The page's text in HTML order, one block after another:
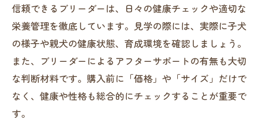
信頼できるブリーダーは、日々の健康チェックや適切な
栄養管理を徹底しています。見学の際には、実際に子犬
の様子や親犬の健康状態、育成環境を確認しましょう。
また、ブリーダーによるアフターサポートの有無も大切
な判断材料です。購入前に「価格」や「サイズ」だけで
なく、健康や性格も総合的にチェックすることが重要で
す。